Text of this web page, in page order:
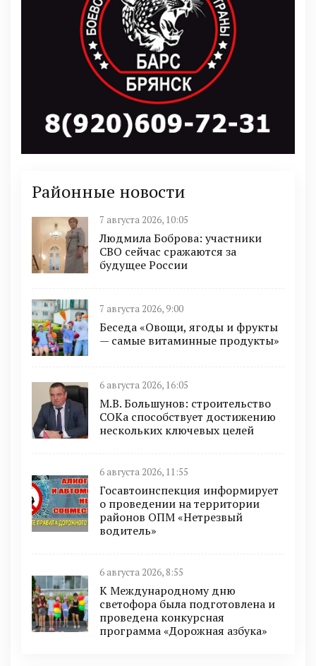
Районные новости
7 августа 2026, 10:05
Людмила Боброва: участники
СВО сейчас сражаются за
будущее России
7 августа 2026, 9:00
Беседа «Овощи, ягоды и фрукты
— самые витаминные продукты»
6 августа 2026, 16:05
М.В. Большунов: строительство
СОКа способствует достижению
нескольких ключевых целей
6 августа 2026, 11:55
Госавтоинспекция информирует
о проведении на территории
районов ОПМ «Нетрезвый
водитель»
6 августа 2026, 8:55
К Международному дню
светофора была подготовлена и
проведена конкурсная
программа «Дорожная азбука»